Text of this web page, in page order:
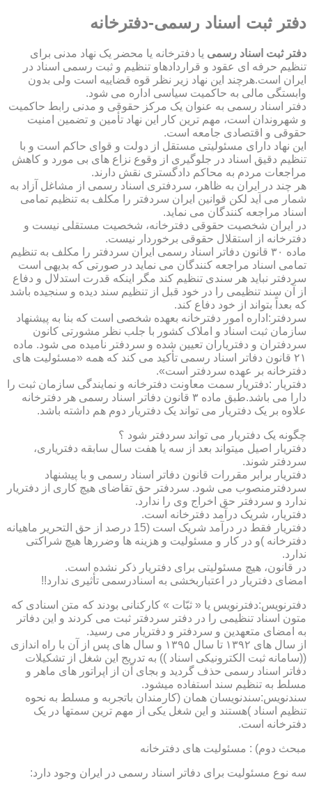
دفتر ثبت اسناد رسمی-دفترخانه
دفتر ثبت اسناد رسمی یا دفترخانه یا محضر یک نهاد مدنی برای
تنظیم حرفه ای عقود و قراردادهاو تنظیم و ثبت رسمی اسناد در
ایران است.هرچند این نهاد زیر نظر قوه قضاییه است ولی بدون
وابستگی مالی به حاکمیت سیاسی اداره می شود.
دفتر اسناد رسمی به عنوان یک مرکز حقوقی و مدنی رابط حاکمیت
و شهروندان است، مهم ترین کار این نهاد تأمین و تضمین امنیت
حقوقی و اقتصادی جامعه است.
این نهاد دارای مسئولیتی مستقل از دولت و قوای حاکم است و با
تنظیم دقیق اسناد در جلوگیری از وقوع نزاع های بی مورد و کاهش
مراجعات مردم به محاکم دادگستری نقش دارند.
هر چند در ایران به ظاهر، سردفتری اسناد رسمی از مشاغل آزاد به
شمار می آید لکن قوانین ایران سردفتر را مکلف به تنظیم تمامی
اسناد مراجعه کنندگان می نماید.
در ایران شخصیت حقوقی دفترخانه، شخصیت مستقلی نیست و
دفترخانه از استقلال حقوقی برخوردار نیست.
ماده ۳۰ قانون دفاتر اسناد رسمی ایران سردفتر را مکلف به تنظیم
تمامی اسناد مراجعه کنندگان می نماید در صورتی که بدیهی است
سردفتر نباید هر سندی تنظیم کند مگر اینکه قدرت استدلال و دفاع
از آن سند تنظیمی را در خود قبل از تنظیم سند دیده و سنجیده باشد
که بعداً بتواند از خود دفاع کند.
سردفتر:اداره امور دفترخانه بعهده شخصی است که بنا به پیشنهاد
سازمان ثبت اسناد و املاک کشور با جلب نظر مشورتی کانون
سردفتران و دفتریاران تعیین شده و سردفتر نامیده می شود. ماده
۲۱ قانون دفاتر اسناد رسمی تأکید می کند که همه «مسئولیت های
دفترخانه بر عهده سردفتر است».
دفتریار :دفتریار سمت معاونت دفترخانه و نمایندگی سازمان ثبت را
دارا می باشد.طبق ماده ۳ قانون دفاتر اسناد رسمی هر دفترخانه
علاوه بر یک دفتریار می تواند یک دفتریار دوم هم داشته باشد.
چگونه یک دفتریار می تواند سردفتر شود ؟
دفتریار اصیل میتواند بعد از سه یا هفت سال سابقه دفتریاری،
سردفتر شوند.
دفتریار برابر مقررات قانون دفاتر اسناد رسمی و با پیشنهاد
سردفترمنصوب می شود. سردفتر حق تقاضای هیچ کاری از دفتریار
ندارد و سردفتر حق اخراج وی را ندارد.
دفتریار، شریک درآمد دفترخانه است.
دفتریار فقط در درآمد شریک است (15 درصد از حق التحریر ماهیانه
دفترخانه )و در کار و مسئولیت و هزینه ها وضررها هیچ شراکتی
ندارد.
در قانون، هیچ مسئولیتی برای دفتریار ذکر نشده است.
امضای دفتریار در اعتباربخشی به اسنادرسمی تأثیری ندارد!!
دفترنویس:دفترنویس یا « ثبّات » کارکنانی بودند که متن اسنادی که
متون اسناد تنظیمی را در دفتر سردفتر ثبت می کردند و این دفاتر
به امضای متعهدین و سردفتر و دفتریار می رسید.
از سال های ۱۳۹۲ تا سال ۱۳۹۵ و سال های پس از آن با راه اندازی
((سامانه ثبت الکترونیکی اسناد )) به تدریج این شغل از تشکیلات
دفاتر اسناد رسمی حذف گردید و بجای آن از اپراتور های ماهر و
مسلط به تنظیم سند استفاده میشود.
سندنویس:سندنویسان همان (کارمندان باتجربه و مسلط به نحوه
تنظیم اسناد )هستند و این شغل یکی از مهم ترین سمتها در یک
دفترخانه است.
مبحث دوم) : مسئولیت های دفترخانه
سه نوع مسئولیت برای دفاتر اسناد رسمی در ایران وجود دارد: